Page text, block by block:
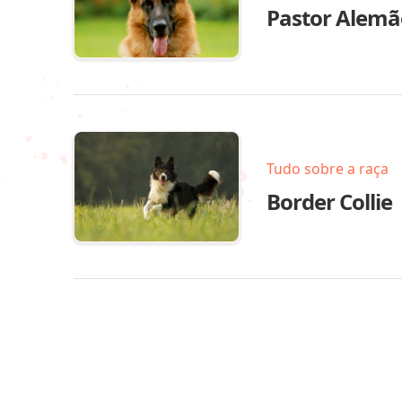
Pastor
Tudo sobre a raça
Border Collie